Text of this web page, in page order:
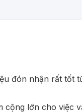
đón nhận rất tốt
cộng lớn cho việc